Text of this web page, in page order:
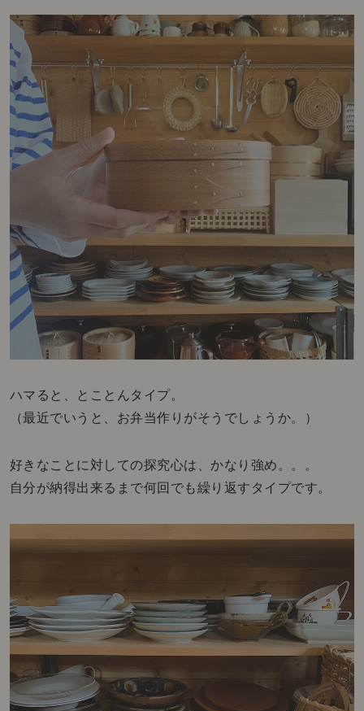
ハマると、とことんタイプ。
（最近でいうと、お弁当作りがそうでしょうか。）
好きなことに対しての探究心は、かなり強め。。。
自分が納得出来るまで何回でも繰り返すタイプです。